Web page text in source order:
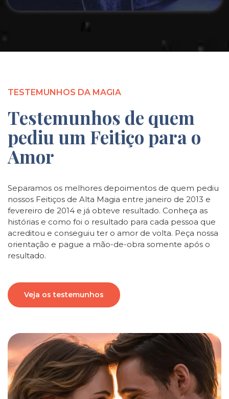
TESTEMUNHOS DA MAGIA
Testemunhos de quem
pediu um Feitiço para o
Amor
Separamos os melhores depoimentos de quem pediu
nossos Feitiços de Alta Magia entre janeiro de 2013 e
fevereiro de 2014 e já obteve resultado. Conheça as
histórias e como foi o resultado para cada pessoa que
acreditou e conseguiu ter o amor de volta. Peça nossa
orientação e pague a mão-de-obra somente após o
resultado.
Veja os testemunhos